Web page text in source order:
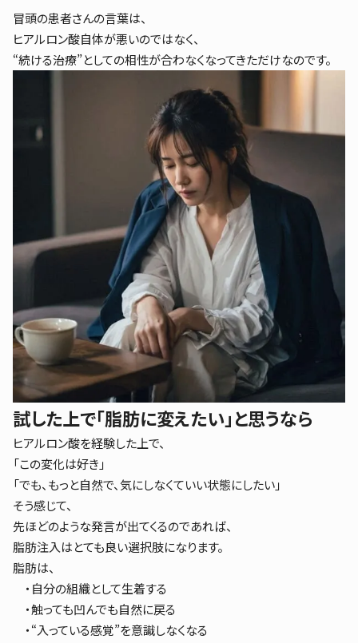
冒頭の患者さんの言葉は、
ヒアルロン酸自体が悪いのではなく、
“続ける治療”としての相性が合わなくなってきただけなのです。
試した上で「脂肪に変えたい」と思うなら
ヒアルロン酸を経験した上で、
「この変化は好き」
「でも、もっと自然で、気にしなくていい状態にしたい」
そう感じて、
先ほどのような発言が出てくるのであれば、
脂肪注入はとても良い選択肢になります。
脂肪は、
・自分の組織として生着する
・触っても凹んでも自然に戻る
・“入っている感覚”を意識しなくなる